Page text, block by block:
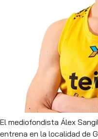
El mediofondista Álex
entrena en la localidad de